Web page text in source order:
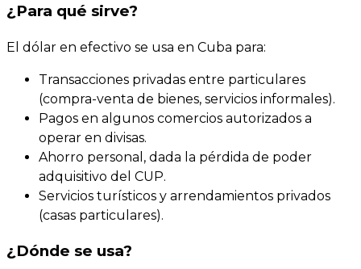
¿Para qué sirve?
El dólar en efectivo se usa en Cuba para:
Transacciones privadas entre particulares
(compra-venta de bienes, servicios informales).
Pagos en algunos comercios autorizados a
operar en divisas.
Ahorro personal, dada la pérdida de poder
adquisitivo del CUP.
Servicios turísticos y arrendamientos privados
(casas particulares).
¿Dónde se usa?